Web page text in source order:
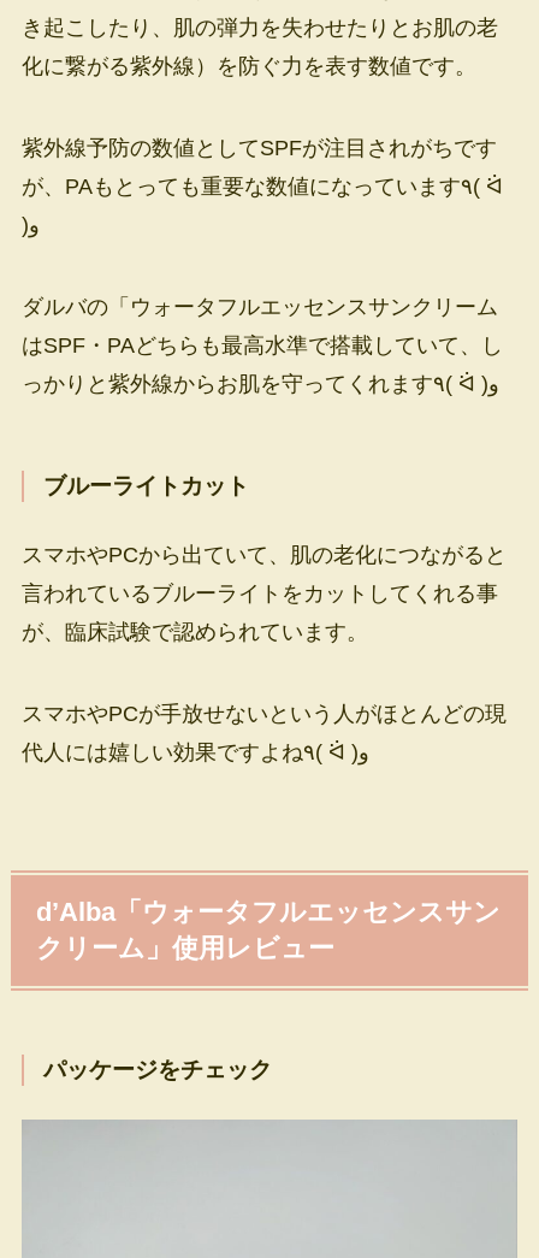
き起こしたり、肌の弾力を失わせたりとお肌の老
化に繋がる紫外線）を防ぐ力を表す数値です。
紫外線予防の数値としてSPFが注目されがちです
が、PAもとっても重要な数値になっています٩( ᐛ
)و
ダルバの「ウォータフルエッセンスサンクリーム
はSPF・PAどちらも最高水準で搭載していて、し
っかりと紫外線からお肌を守ってくれます٩( ᐛ )و
ブルーライトカット
スマホやPCから出ていて、肌の老化につながると
言われているブルーライトをカットしてくれる事
が、臨床試験で認められています。
スマホやPCが手放せないという人がほとんどの現
代人には嬉しい効果ですよね٩( ᐛ )و
d’Alba「ウォータフルエッセンスサン
クリーム」使用レビュー
パッケージをチェック